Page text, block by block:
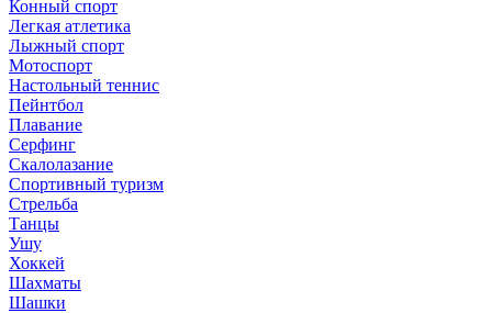
Конный спорт
Легкая атлетика
Лыжный спорт
Мотоспорт
Настольный теннис
Пейнтбол
Плавание
Серфинг
Скалолазание
Спортивный туризм
Стрельба
Танцы
Ушу
Хоккей
Шахматы
Шашки